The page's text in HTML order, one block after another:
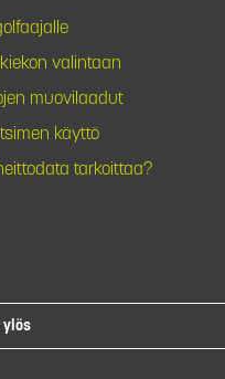
valintaan
muovilaadut
käyttö
tarkoittaa?
ylös